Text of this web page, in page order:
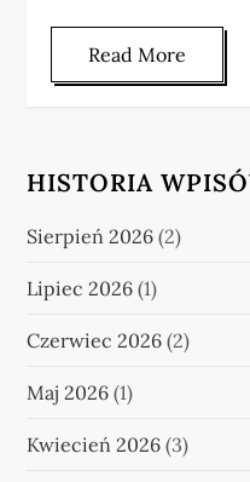
Read More
HISTORIA
Sierpień 2026 (2)
Lipiec 2026 (1)
Czerwiec 2026 (2)
Maj 2026 (1)
Kwiecień 2026 (3)